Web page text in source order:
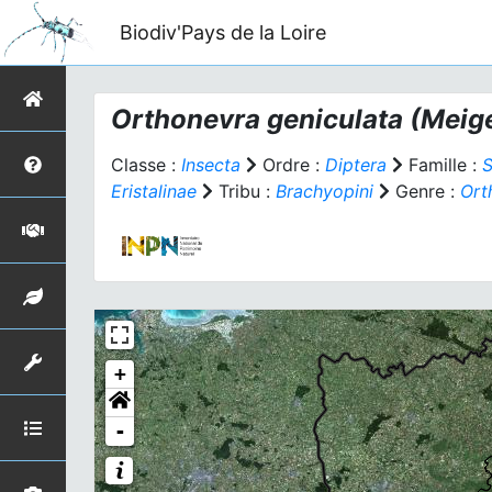
Biodiv'Pays de la Loire
Orthonevra geniculata
Classe : Insecta Ordre : Diptera Famille :
Eristalinae
Tribu : Brachyopini Genre :
+
-